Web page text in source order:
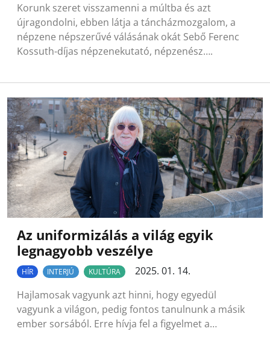
Korunk szeret visszamenni a múltba és azt
újragondolni, ebben látja a táncházmozgalom, a
népzene népszerűvé válásának okát Sebő Ferenc
Kossuth-díjas népzenekutató, népzenész….
Az uniformizálás a világ egyik
legnagyobb veszélye
HÍR INTERJÚ KULTÚRA
2025. 01. 14.
Hajlamosak vagyunk azt hinni, hogy egyedül
vagyunk a világon, pedig fontos tanulnunk a másik
ember sorsából. Erre hívja fel a figyelmet a…